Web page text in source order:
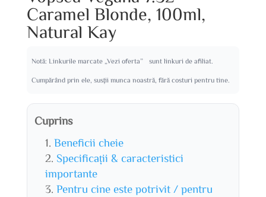
Caramel Blonde, 100ml,
Natural Kay
Notă: Linkurile marcate „Vezi oferta” sunt linkuri de afiliat.
Cumpărând prin ele, susții munca noastră, fără costuri pentru tine.
Cuprins
Beneficii cheie
Specificații & caracteristici
importante
Pentru cine este potrivit / pentru